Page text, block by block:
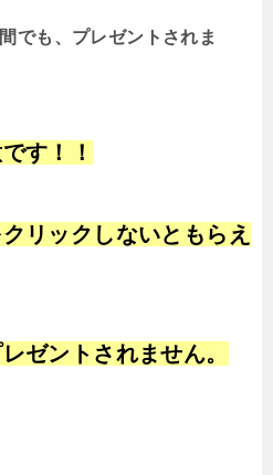
でも、プレゼントされま
す！！
リックしないともらえ
ゼントされません。